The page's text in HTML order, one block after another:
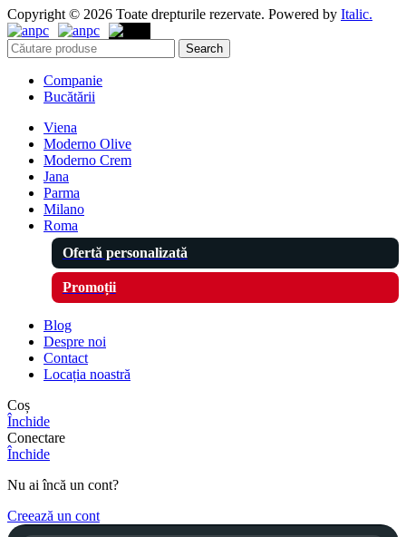
Copyright © 2026 Toate drepturile rezervate. Powered by Italic.
Search
Companie
Bucătării
Viena
Moderno Olive
Moderno Crem
Jana
Parma
Milano
Roma
Ofertă personalizată
Promoții
Blog
Despre noi
Contact
Locația noastră
Coș
Închide
Conectare
Închide
Nu ai încă un cont?
Creează un cont